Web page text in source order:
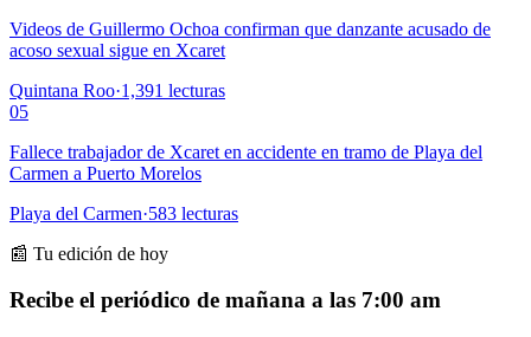
Videos de Guillermo Ochoa confirman que danzante acusado de
acoso sexual sigue en Xcaret
Quintana Roo·1,391 lecturas
05
Fallece trabajador de Xcaret en accidente en tramo de Playa del
Carmen a Puerto Morelos
Playa del Carmen·583 lecturas
📰 Tu edición de hoy
Recibe el periódico de mañana a las 7:00 am